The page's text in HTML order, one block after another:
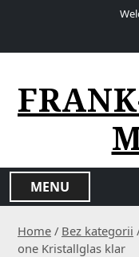
MENU
Home / Bez kategorii
one Kristallglas klar